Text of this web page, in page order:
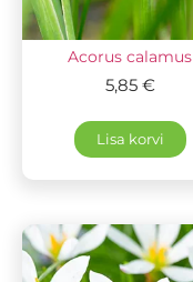
Acorus calamus
5,85 €
Lisa korvi